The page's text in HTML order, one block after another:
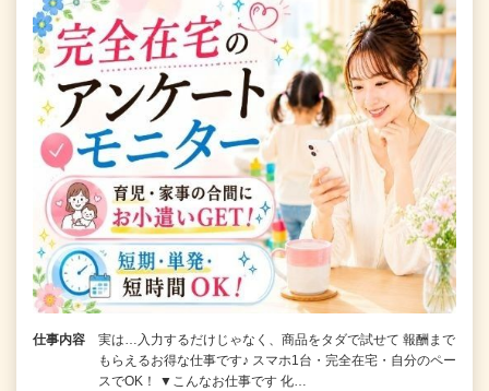
仕事内容
実は…入力するだけじゃなく、商品をタダで試せて 報酬まで
もらえるお得な仕事です♪ スマホ1台・完全在宅・自分のペー
スでOK！ ▼こんなお仕事です 化…